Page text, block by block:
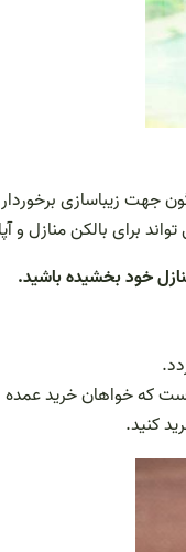
جهت زیباسازی
برای بالکن منازل و
خود بخشیده باشید.
است که خواهان خرید
کنید.